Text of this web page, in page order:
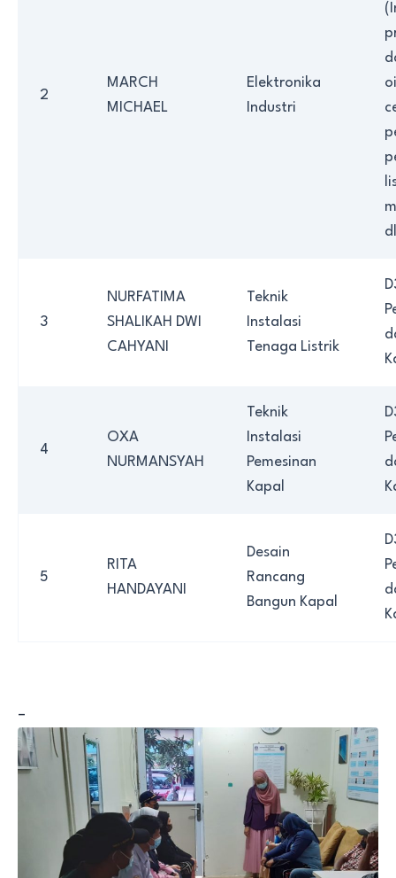
2
MARCH
MICHAEL
Elektronika
Industri
3
NURFATIMA
SHALIKAH DWI
CAHYANI
Teknik
Instalasi
Tenaga Listrik
4
OXA
NURMANSYAH
Teknik
Instalasi
Pemesinan
Kapal
5
RITA
HANDAYANI
Desain
Rancang
Bangun Kapal
–